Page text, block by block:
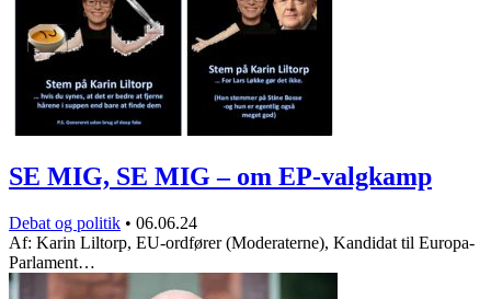
SE MIG, SE MIG – om EP-valgkamp
Debat og politik • 06.06.24
Af: Karin Liltorp, EU-ordfører (Moderaterne), Kandidat til Europa-
Parlament…